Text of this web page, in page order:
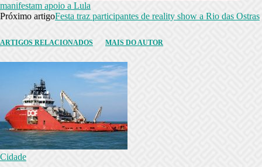
manifestam apoio a Lula
Próximo artigoFesta traz participantes de reality show a Rio das Ostras
ARTIGOS RELACIONADOS MAIS DO AUTOR
Cidade